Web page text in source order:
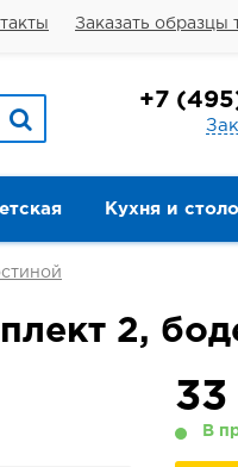
Заказать образцы
+7
Кухня и
2,
В